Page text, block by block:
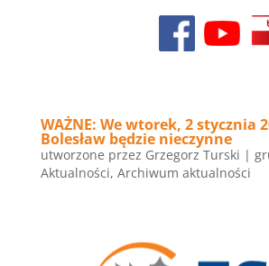
WAŻNE: We wtorek, 2 stycznia
Bolesław będzie nieczynne
utworzone przez Grzegorz Turski |
Aktualności, Archiwum aktualności